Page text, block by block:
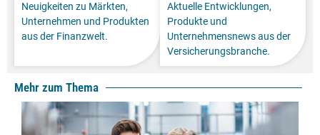
Neuigkeiten zu Märkten,
Unternehmen und Produkten
aus der Finanzwelt.
Aktuelle Entwicklungen,
Produkte und
Unternehmensnews aus der
Versicherungsbranche.
Mehr zum Thema